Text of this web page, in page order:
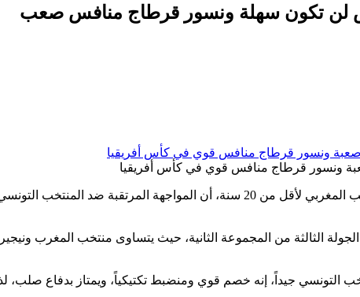
لن تكون سهلة ونسور قرطاج منافس صعب
ونسور قرطاج منافس قوي في كأس أفريقيا
أكد محمد وهبي، مدرب المنتخب المغربي لأقل من 20 سنة، أن
الجولة الثالثة من المجموعة الثانية، حيث يتساوى منتخب المغرب
التونسي جيداً، إنه خصم قوي ومنضبط تكتيكياً، ويمتاز بدفاع صلب،